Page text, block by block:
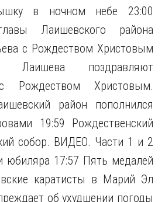
в ночном небе 23:00
Лаишевского района
с Рождеством Христовым
Лаишева поздравляют
Рождеством Христовым.
район пополнился
19:59 Рождественский
собор. ВИДЕО. Части 1 и 2
юбиляра 17:57 Пять медалей
каратисты в Марий Эл
об ухудшении погоды